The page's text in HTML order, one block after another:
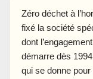
Zéro déchet à
fixé la société
dont
démarre dès
qui se donne